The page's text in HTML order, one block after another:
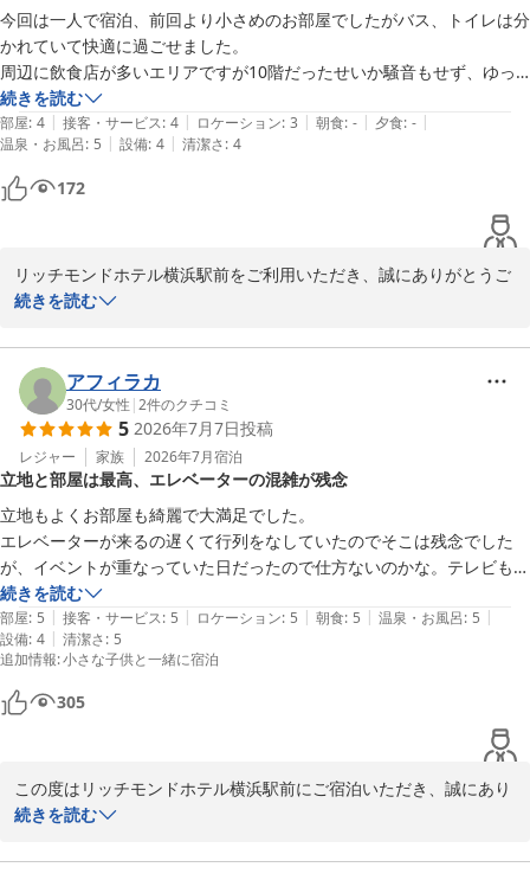
うで安堵いたしました。当ホテルのバスルームは広めの造りとなっ
ておりますので、旅の疲れを癒やしていただけたのであれば幸いで
す。
次回横浜へお越しの際も、ぜひ当ホテルをご利用ください。
またのお越しを心よりお待ちしております。
リッチモンドホテル横浜駅前
2026-07-16
今回は一人で宿泊、前回より小さめのお部屋でしたがバス、トイレは分
かれていて快適に過ごせました。
周辺に飲食店が多いエリアですが10階だったせいか騒音もせず、ゆっ
くり休めました。
次回も利用しますのでよろしくお願いいたします。
続きを読む
部屋: 4 | 接客・サービス: 4 | ロケーション: 3 | 朝食: - | 夕食: - |
温泉・お風呂: 5 | 設備: 4 | 清潔さ: 4
172
リッチモンドホテル横浜駅前をご利用いただき、誠にありがとうご
ざいます。
今回お泊りいただいたお部屋につきましても、バス・トイレ別の仕
様により快適にお過ごしいただけた様子を伺い、大変嬉しく存じま
す。当館周辺は飲食店が多い賑やかなエリアではございますが、客
室内で騒音を気にされることなく、ごゆっくりお休みいただけたよ
うで安心いたしました。
「次回も利用する」との温かいお言葉は、私共スタッフ一同にとっ
て何よりの励みとなります。次回のご来館の際にも、より快適な時
間を提供できるようサービスに努めてまいります。
お客様のまたのお帰りを、スタッフ一同心よりお待ち申し上げてお
ります。
リッチモンドホテル横浜駅前
続きを読む
アフィラカ
30代/女性 |2件のクチコミ
5 2026年7月7日投稿
レジャー 家族 2026年7月宿泊
立地と部屋は最高、エレベーターの混雑が残念
立地もよくお部屋も綺麗で大満足でした。
エレベーターが来るの遅くて行列をなしていたのでそこは残念でした
が、イベントが重なっていた日だったので仕方ないのかな。テレビも大
画面でYouTubeなどのサブスクも見れて良かったです。
続きを読む
部屋: 5 | 接客・サービス: 5 | ロケーション: 5 | 朝食: 5 | 温泉・お風呂: 5 |
設備: 4 | 清潔さ: 5
追加情報:小さな子供と一緒に宿泊
305
この度はリッチモンドホテル横浜駅前にご宿泊いただき、誠にあり
がとうございます。
立地やお部屋の清掃状況、また客室のテレビ設備につきましてもご
続きを読む